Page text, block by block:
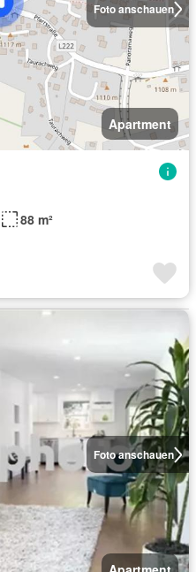
Foto anschauen
Apartment
88 m²
Foto anschauen